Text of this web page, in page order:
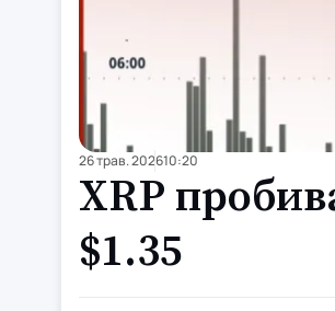
26 трав. 202610:20
XRP
$1.35